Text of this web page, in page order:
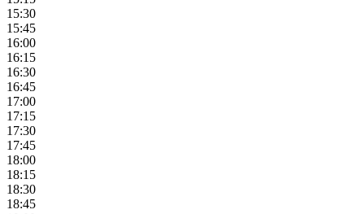
15:30
15:45
16:00
16:15
16:30
16:45
17:00
17:15
17:30
17:45
18:00
18:15
18:30
18:45